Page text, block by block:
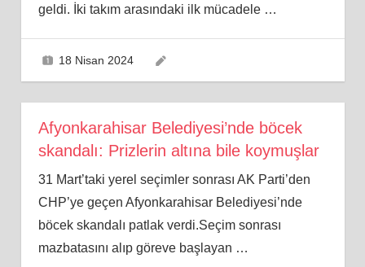
geldi. İki takım arasındaki ilk mücadele …
18 Nisan 2024
Afyonkarahisar Belediyesi’nde böcek
skandalı: Prizlerin altına bile koymuşlar
31 Mart’taki yerel seçimler sonrası AK Parti’den
CHP’ye geçen Afyonkarahisar Belediyesi’nde
böcek skandalı patlak verdi.Seçim sonrası
mazbatasını alıp göreve başlayan …